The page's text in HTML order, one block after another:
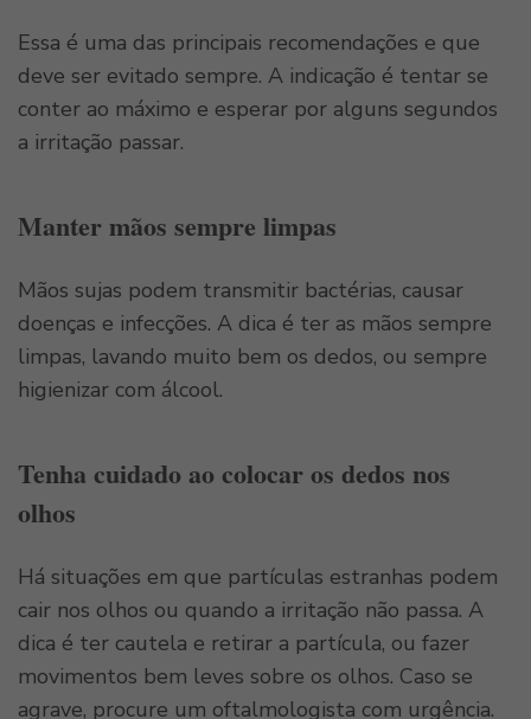
Essa é uma das principais recomendações e que
deve ser evitado sempre. A indicação é tentar se
conter ao máximo e esperar por alguns segundos
a irritação passar.
Manter mãos sempre limpas
Mãos sujas podem transmitir bactérias, causar
doenças e infecções. A dica é ter as mãos sempre
limpas, lavando muito bem os dedos, ou sempre
higienizar com álcool.
Tenha cuidado ao colocar os dedos nos
olhos
Há situações em que partículas estranhas podem
cair nos olhos ou quando a irritação não passa. A
dica é ter cautela e retirar a partícula, ou fazer
movimentos bem leves sobre os olhos. Caso se
agrave, procure um oftalmologista com urgência.